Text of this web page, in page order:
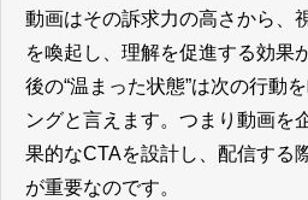
動画はその訴求力の高さから、
を喚起し、理解を促進する効果
後の“温まった状態”は次の行動
ングと言えます。つまり動画を
果的なCTAを設計し、配信する
が重要なのです。